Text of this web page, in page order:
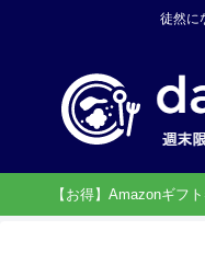
徒然に
【お得】Amazonギフ